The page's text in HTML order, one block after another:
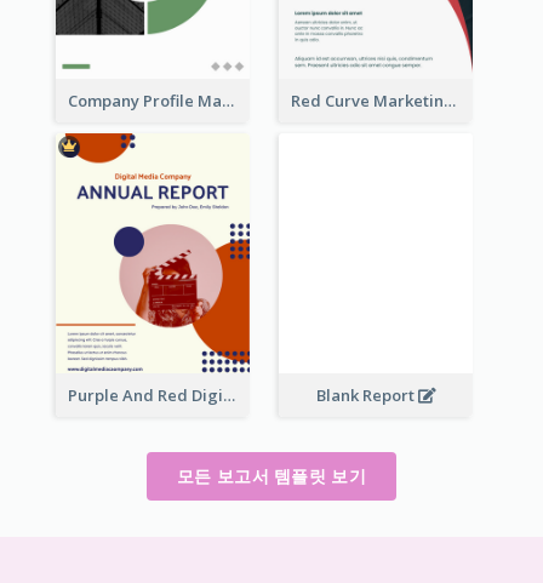
Company Profile Marketing Reports Red Curve Marketing Reports
Purple And Red Digital Media Annual Report Blank Report
모든 보고서 템플릿 보기